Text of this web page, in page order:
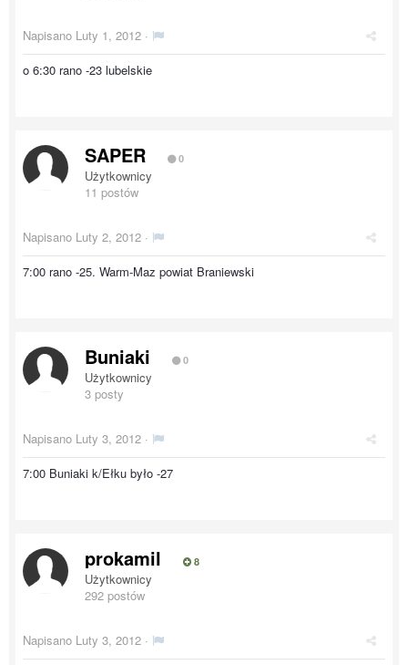
Napisano Luty 1, 2012 ·
o 6:30 rano -23 lubelskie
SAPER 0
Użytkownicy
11 postów
Napisano Luty 2, 2012 ·
7:00 rano -25. Warm-Maz powiat Braniewski
Buniaki 0
Użytkownicy
3 posty
Napisano Luty 3, 2012 ·
7:00 Buniaki k/Ełku było -27
prokamil 8
Użytkownicy
292 postów
Napisano Luty 3, 2012 ·